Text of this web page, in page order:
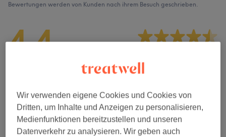
Bewertungen werden von Kunden nach ihrem Besuch geschrieben.
4,4
Sauberkeit
Service
Wir verwenden eigene Cookies und Cookies von
Dritten, um Inhalte und Anzeigen zu personalisieren,
Medienfunktionen bereitzustellen und unseren
Datenverkehr zu analysieren. Wir geben auch